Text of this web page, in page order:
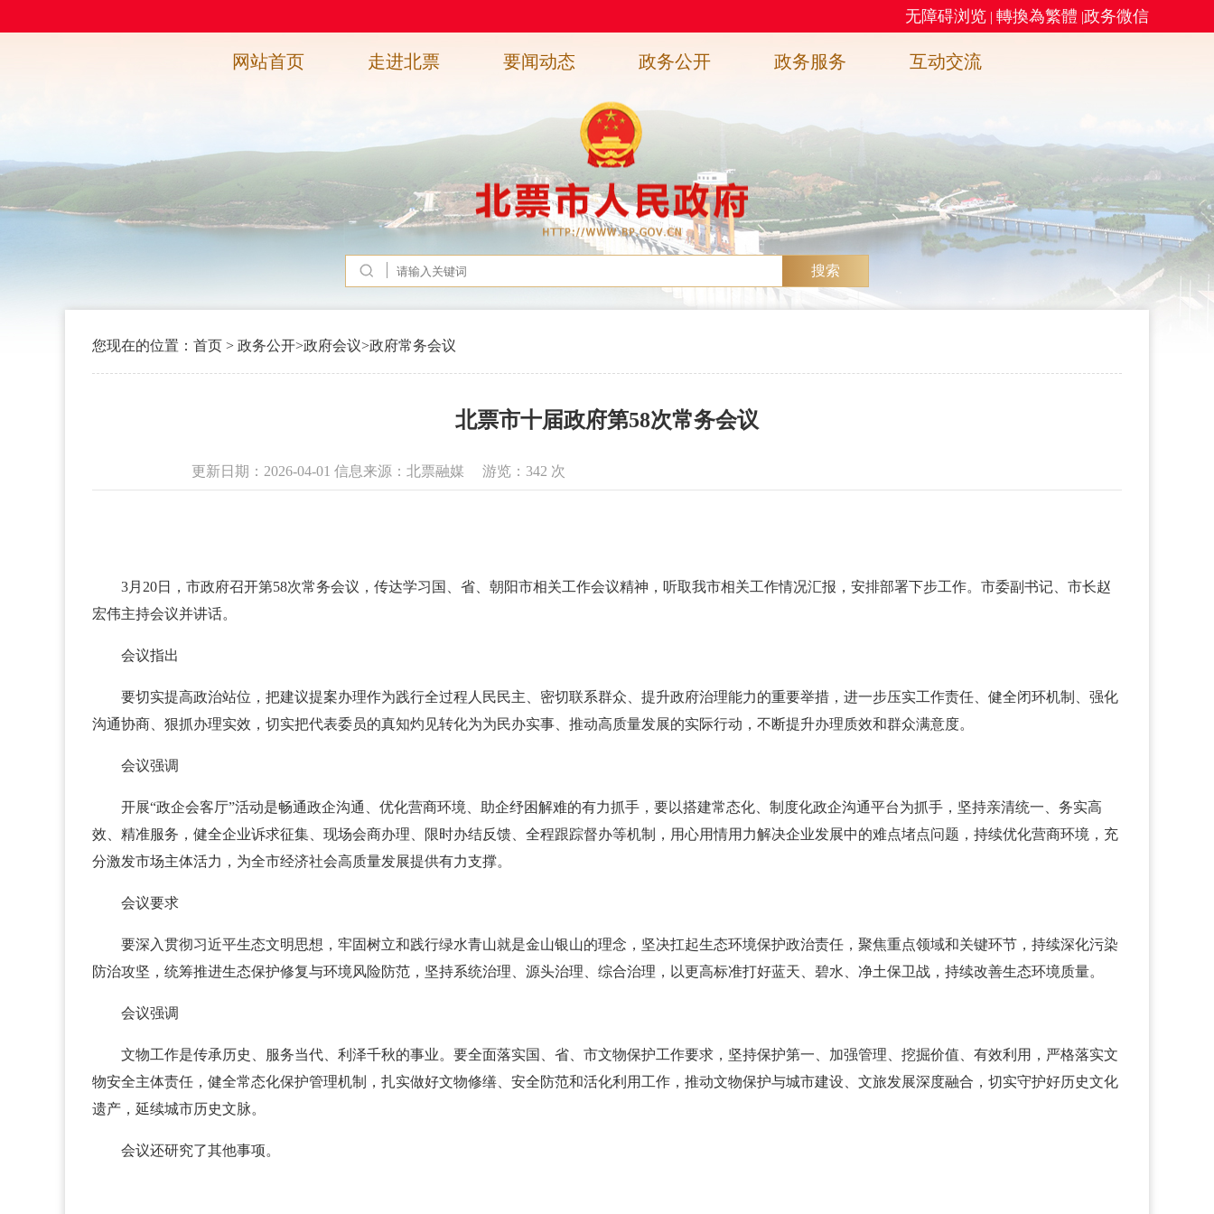
无障碍浏览 | 轉換為繁體 |政务微信
网站首页 走进北票 要闻动态 政务公开 政务服务 互动交流
搜索
您现在的位置： 首页 > 政务公开>政府会议>政府常务会议
北票市十届政府第58次常务会议
更新日期：2026-04-01 信息来源：北票融媒 游览： 342 次
3月20日，市政府召开第58次常务会议，传达学习国、省、朝阳市相关工作会议精神，听取我市相关工作情况汇报，安排部署下步工作。市委副书记、市长赵
宏伟主持会议并讲话。
会议指出
要切实提高政治站位，把建议提案办理作为践行全过程人民民主、密切联系群众、提升政府治理能力的重要举措，进一步压实工作责任、健全闭环机制、强化
沟通协商、狠抓办理实效，切实把代表委员的真知灼见转化为为民办实事、推动高质量发展的实际行动，不断提升办理质效和群众满意度。
会议强调
开展“政企会客厅”活动是畅通政企沟通、优化营商环境、助企纾困解难的有力抓手，要以搭建常态化、制度化政企沟通平台为抓手，坚持亲清统一、务实高
效、精准服务，健全企业诉求征集、现场会商办理、限时办结反馈、全程跟踪督办等机制，用心用情用力解决企业发展中的难点堵点问题，持续优化营商环境，充
分激发市场主体活力，为全市经济社会高质量发展提供有力支撑。
会议要求
要深入贯彻习近平生态文明思想，牢固树立和践行绿水青山就是金山银山的理念，坚决扛起生态环境保护政治责任，聚焦重点领域和关键环节，持续深化污染
防治攻坚，统筹推进生态保护修复与环境风险防范，坚持系统治理、源头治理、综合治理，以更高标准打好蓝天、碧水、净土保卫战，持续改善生态环境质量。
会议强调
文物工作是传承历史、服务当代、利泽千秋的事业。要全面落实国、省、市文物保护工作要求，坚持保护第一、加强管理、挖掘价值、有效利用，严格落实文
物安全主体责任，健全常态化保护管理机制，扎实做好文物修缮、安全防范和活化利用工作，推动文物保护与城市建设、文旅发展深度融合，切实守护好历史文化
遗产，延续城市历史文脉。
会议还研究了其他事项。